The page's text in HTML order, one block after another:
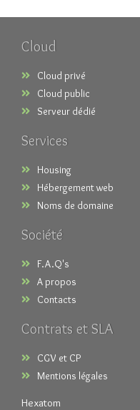
Cloud
Cloud privé
Cloud public
Serveur dédié
Services
Housing
Hébergement web
Noms de domaine
Société
F.A.Q's
A propos
Contacts
Contrats et SLA
CGV et CP
Mentions légales
Hexatom